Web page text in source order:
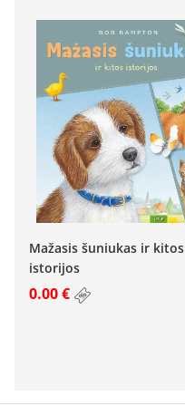
Mažasis šuniukas ir kitos
istorijos
0.00 €